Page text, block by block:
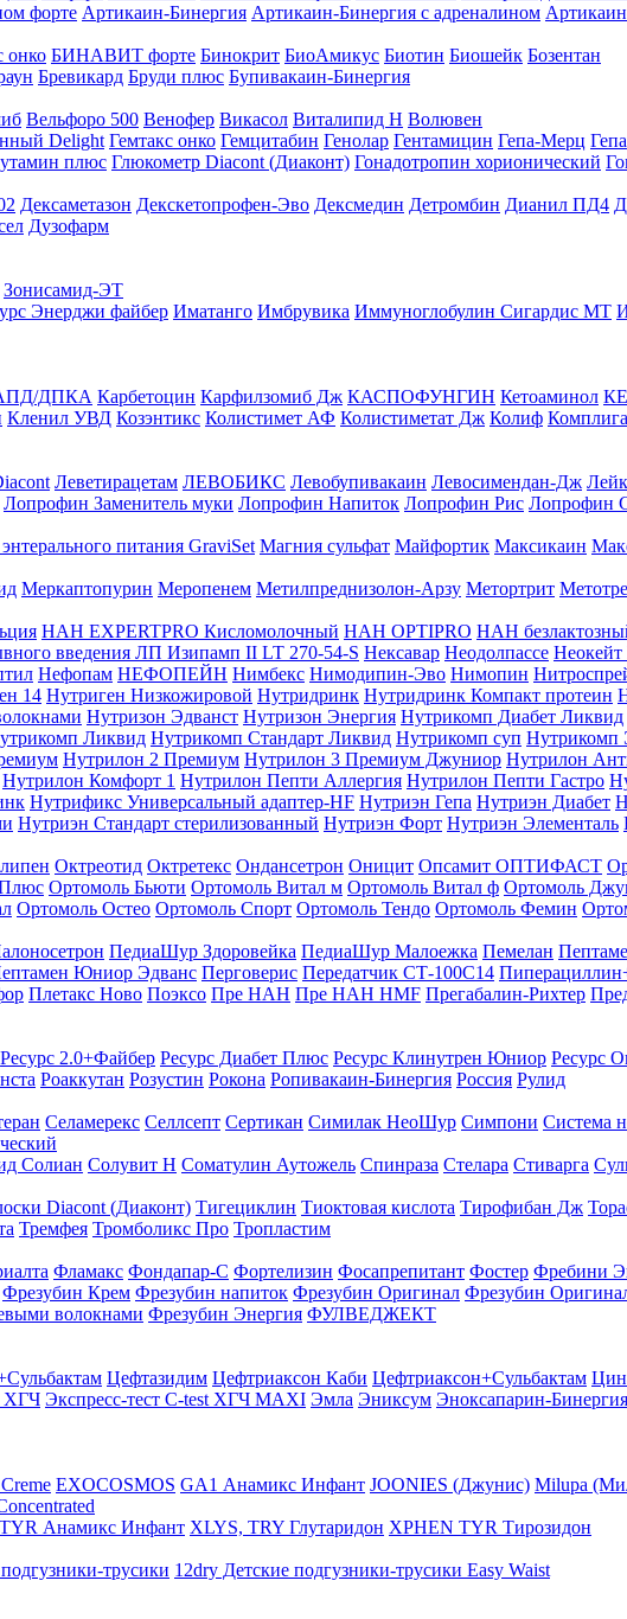
форте Артикаин-Бинергия Артикаин-Бинергия с адреналином
онко БИНАВИТ форте Бинокрит БиоАмикус Биотин Биошейк Бозентан
Бревикард Бруди плюс Бупивакаин-Бинергия
Вельфоро 500 Венофер Викасол Виталипид Н Волювен
Delight Гемтакс онко Гемцитабин Генолар Гентамицин Гепа-Мерц
плюс Глюкометр Diacont (Диаконт) Гонадотропин хорионический
Дексаметазон Декскетопрофен-Эво Дексмедин Детромбин Дианил ПД4
Дузофарм
Зонисамид-ЭТ
Энерджи файбер Иматанго Имбрувика Иммуноглобулин Сигардис МТ
ДПКА Карбетоцин Карфилзомиб Дж КАСПОФУНГИН Кетоаминол
Кленил УВД Козэнтикс Колистимет АФ Колистиметат Дж Колиф
Леветирацетам ЛЕВОБИКС Левобупивакаин Левосимендан-Дж
Лопрофин Заменитель муки Лопрофин Напиток Лопрофин Рис Лопрофин
питания GraviSet Магния сульфат Майфортик Максикаин
Меркаптопурин Меропенем Метилпреднизолон-Арзу Метортрит
НАН EXPERTPRO Кисломолочный НАН OPTIPRO НАН
введения ЛП Изипамп II LT 270-54-S Нексавар Неодолпассе Неокейт
Нефопам НЕФОПЕЙН Нимбекс Нимодипин-Эво Нимопин
14 Нутриген Низкожировой Нутридринк Нутридринк Компакт протеин
Нутризон Эдванст Нутризон Энергия Нутрикомп Диабет Ликвид
Ликвид Нутрикомп Стандарт Ликвид Нутрикомп суп Нутрикомп
Нутрилон 2 Премиум Нутрилон 3 Премиум Джуниор Нутрилон
Нутрилон Комфорт 1 Нутрилон Пепти Аллергия Нутрилон Пепти Гастро
Нутрификс Универсальный адаптер-HF Нутриэн Гепа Нутриэн Диабет
Нутриэн Стандарт стерилизованный Нутриэн Форт Нутриэн Элементаль
Октреотид Октретекс Ондансетрон Оницит Опсамит ОПТИФАСТ
Ортомоль Бьюти Ортомоль Витал м Ортомоль Витал ф Ортомоль
Ортомоль Остео Ортомоль Спорт Ортомоль Тендо Ортомоль Фемин
ПедиаШур Здоровейка ПедиаШур Малоежка Пемелан
Юниор Эдванс Перговерис Передатчик СТ-100С14
Плетакс Ново Поэксо Пре НАН Пре НАН HMF Прегабалин-Рихтер
Ресурс 2.0+Файбер Ресурс Диабет Плюс Ресурс Клинутрен Юниор Ресурс
Роаккутан Розустин Рокона Ропивакаин-Бинергия Россия Рулид
Селамерекс Селлсепт Сертикан Симилак НеоШур Симпони Система
Солиан Солувит Н Соматулин Аутожель Спинраза Стелара Стиварга
Diacont (Диаконт) Тигециклин Тиоктовая кислота Тирофибан Дж
Тремфея Тромболикс Про Тропластим
Фламакс Фондапар-С Фортелизин Фосапрепитант Фостер Фребини
Фрезубин Крем Фрезубин напиток Фрезубин Оригинал Фрезубин
волокнами Фрезубин Энергия ФУЛВЕДЖЕКТ
Цефтазидим Цефтриаксон Каби Цефтриаксон+Сульбактам
ХГЧ Экспресс-тест C-test ХГЧ MAXI Эмла Эниксум Эноксапарин-Бинергия
EXOCOSMOS GA1 Анамикс Инфант JOONIES (Джунис) Milupa
TYR Анамикс Инфант XLYS, TRY Глутаридон XPHEN TYR Тирозидон
трусики 12dry Детские подгузники-трусики Easy Waist